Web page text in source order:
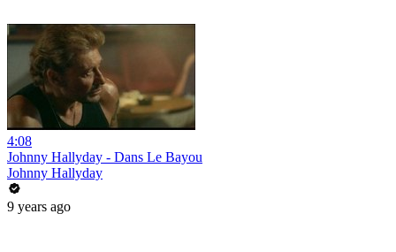
4:08
Johnny Hallyday - Dans Le Bayou
Johnny Hallyday
9 years ago